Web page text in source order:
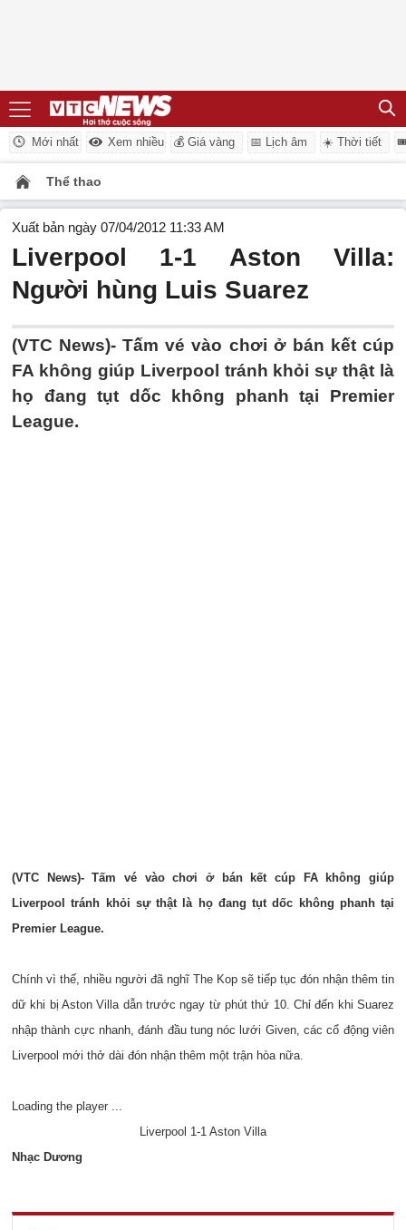
Mới nhất Xem nhiều 💰 Giá vàng 📅 Lịch âm ☀️ Thời tiết
Thể thao
Xuất bản ngày 07/04/2012 11:33 AM
Liverpool 1-1 Aston Villa:
Người hùng Luis Suarez
(VTC News)- Tấm vé vào chơi ở bán kết cúp
FA không giúp Liverpool tránh khỏi sự thật là
họ đang tụt dốc không phanh tại Premier
League.
(VTC News)- Tấm vé vào chơi ở bán kết cúp FA không giúp
Liverpool tránh khỏi sự thật là họ đang tụt dốc không phanh tại
Premier League.
Chính vì thế, nhiều người đã nghĩ The Kop sẽ tiếp tục đón nhận thêm tin
dữ khi bị Aston Villa dẫn trước ngay từ phút thứ 10. Chỉ đến khi Suarez
nhập thành cực nhanh, đánh đầu tung nóc lưới Given, các cổ động viên
Liverpool mới thở dài đón nhận thêm một trận hòa nữa.
Loading the player ...
Liverpool 1-1 Aston Villa
Nhạc Dương